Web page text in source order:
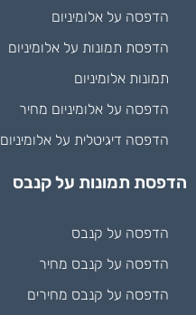
הדפסה על אלומיניום
הדפסת תמונות על אלומיניום
תמונות אלומיניום
הדפסה על אלומיניום מחיר
הדפסה דיגיטלית על אלומיניום
הדפסת תמונות על קנבס
הדפסה על קנבס
הדפסה על קנבס מחיר
הדפסה על קנבס מחירים